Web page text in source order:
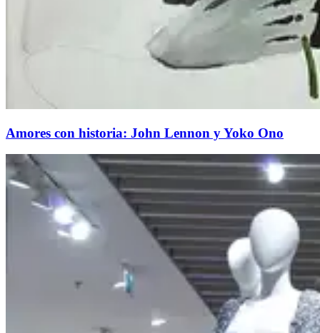
Amores con historia: John Lennon y Yoko Ono